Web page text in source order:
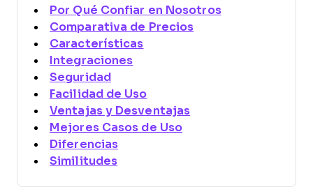
Por Qué Confiar en Nosotros
Comparativa de Precios
Características
Integraciones
Seguridad
Facilidad de Uso
Ventajas y Desventajas
Mejores Casos de Uso
Diferencias
Similitudes